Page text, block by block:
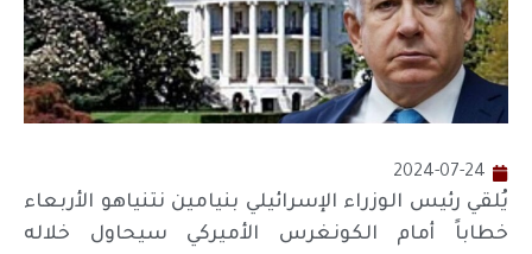
2024-07-24
يُلقي رئيس الوزراء الإسرائيلي بنيامين نتنياهو الأربعاء
خطاباً أمام الكونغرس الأميركي سيحاول خلاله